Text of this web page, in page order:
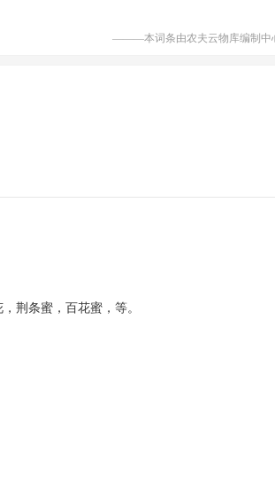
———本词条由农夫云物库编制中
荆条蜜，百花蜜，等。